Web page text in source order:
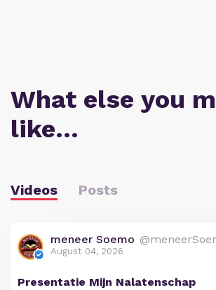
What else you
like…
Videos Posts
meneer Soemo
August 04, 2026
Presentatie Mijn Nalatenschap